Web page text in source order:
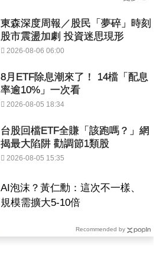
東森深度周報／股民「夢碎」時刻
股市震盪加劇 投資迷思現形
2026-08-06 06:00
8月ETF除息潮來了！ 14檔「配息
率逾10%」一次看
2026-08-05 18:34
台股回檔ETF全賺「該跑嗎？」網
揭最大陷阱 勸調節1類股
2026-08-05 15:35
AI泡沫？黃仁勳：這次不一樣、
規模需擴大5-10倍
Recommended by